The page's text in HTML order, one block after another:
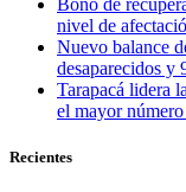
nivel de
Nuevo balance
desaparecidos y
Tarapacá lidera
el mayor número
Recientes